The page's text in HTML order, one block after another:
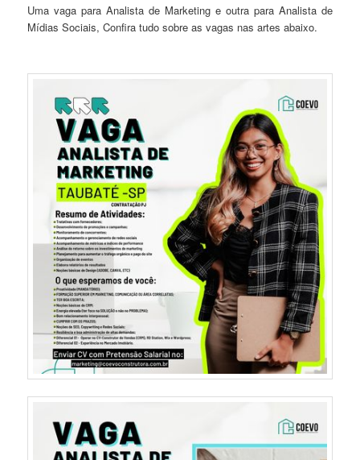
Uma vaga para Analista de Marketing e outra para Analista de
Mídias Sociais, Confira tudo sobre as vagas nas artes abaixo.